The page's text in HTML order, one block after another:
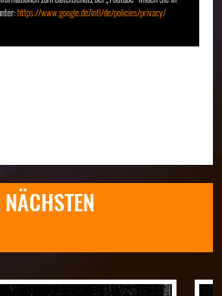
https://www.google.de/intl/de/policies/privacy/